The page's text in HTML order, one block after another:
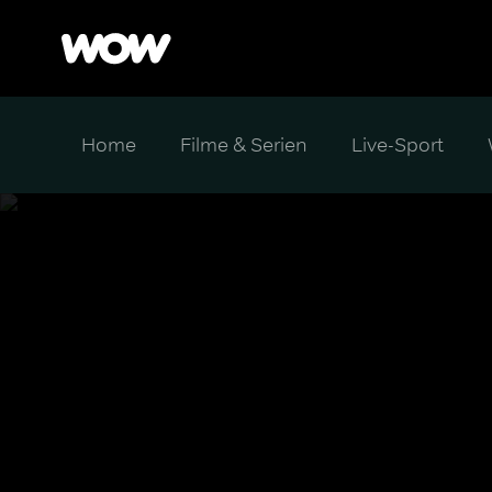
Home Filme & Serien Live-Sport